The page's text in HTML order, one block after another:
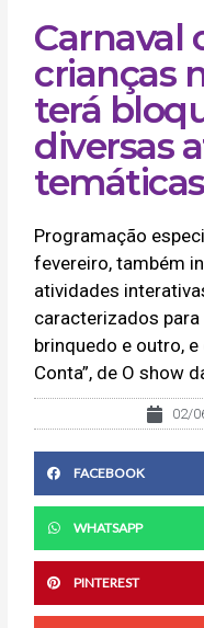
Carnaval
crianças
terá
diversas
temáticas
Programação
fevereiro, também
atividades
caracterizados
brinquedo e outro,
Conta”, de O show
02/
FACEBOOK
WHATSAPP
PINTEREST